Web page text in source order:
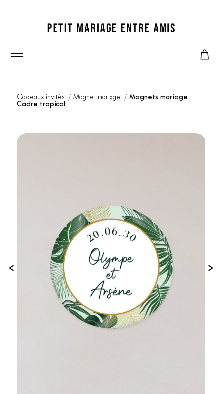
Cadeaux invités Magnet mariage
Magnets mariage
Cadre tropical
‹ ›